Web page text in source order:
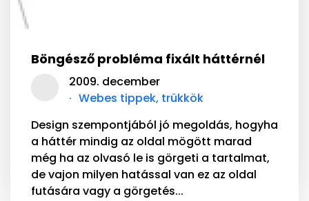
Böngésző probléma fixált háttérnél
2009. december
Webes tippek, trükkök
Design szempontjából jó megoldás, hogyha
a háttér mindig az oldal mögött marad
még ha az olvasó le is görgeti a tartalmat,
de vajon milyen hatással van ez az oldal
futására vagy a görgetés...